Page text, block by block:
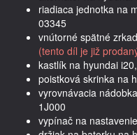
riadiaca jednotka na
03345
vnútorné spätné
(tento díl je již
kastlík na hyundai
poistková skrinka na
vyrovnávacia
1J000
vypínač na